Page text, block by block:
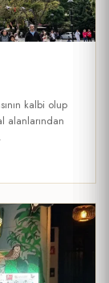
kalbi olup
alanlarından